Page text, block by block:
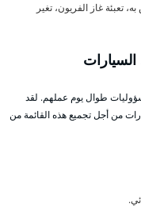
تعبئة غاز الفريون، تغير
طوال يوم عملهم. لقد
من أجل تجميع هذه القائمة من